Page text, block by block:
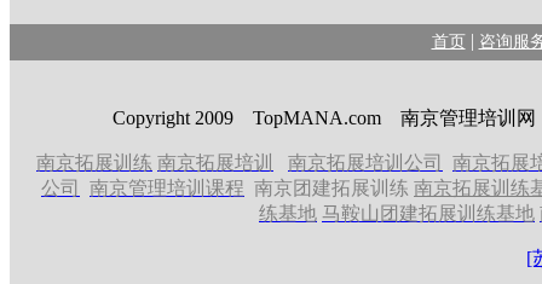
首页 | 咨询服
Copyright 2009 TopMANA.com 南京管理培训网
南京拓展训练 南京拓展培训 南京拓展培训公司
南京拓展
公司
南京管理培训课程 南京团建拓展训练 南京拓展训练
练基地 马鞍山团建拓展训练基地
[